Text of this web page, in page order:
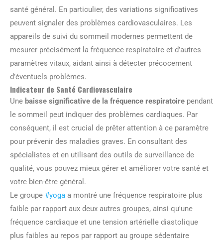
santé général. En particulier, des variations significatives
peuvent signaler des problèmes cardiovasculaires. Les
appareils de suivi du sommeil modernes permettent de
mesurer précisément la fréquence respiratoire et d’autres
paramètres vitaux, aidant ainsi à détecter précocement
d’éventuels problèmes.
Indicateur de Santé Cardiovasculaire
Une baisse significative de la fréquence respiratoire pendant
le sommeil peut indiquer des problèmes cardiaques. Par
conséquent, il est crucial de prêter attention à ce paramètre
pour prévenir des maladies graves. En consultant des
spécialistes et en utilisant des outils de surveillance de
qualité, vous pouvez mieux gérer et améliorer votre santé et
votre bien-être général.
Le groupe #yoga a montré une fréquence respiratoire plus
faible par rapport aux deux autres groupes, ainsi qu'une
fréquence cardiaque et une tension artérielle diastolique
plus faibles au repos par rapport au groupe sédentaire